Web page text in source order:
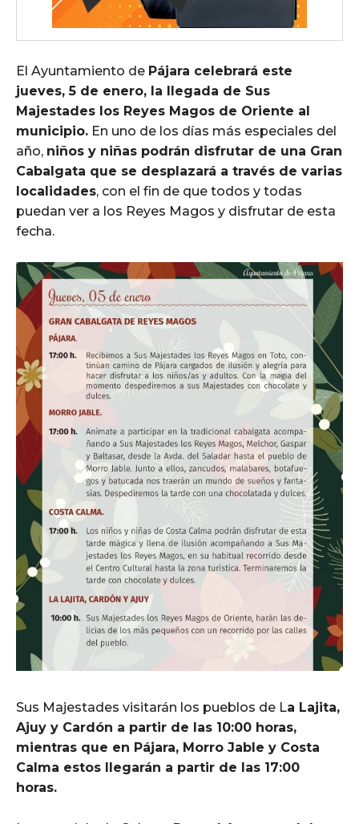
El Ayuntamiento de Pájara celebrará este
jueves, 5 de enero, la llegada de Sus
Majestades los Reyes Magos de Oriente al
municipio. En uno de los días más especiales del
año, niños y niñas podrán disfrutar de una Gran
Cabalgata que se desplazará a través de varias
localidades, con el fin de que todos y todas
puedan ver a los Reyes Magos y disfrutar de esta
fecha.
Sus Majestades visitarán los pueblos de La Lajita,
Ajuy y Cardón a partir de las 10:00 horas,
mientras que en Pájara, Morro Jable y Costa
Calma estos llegarán a partir de las 17:00
horas.